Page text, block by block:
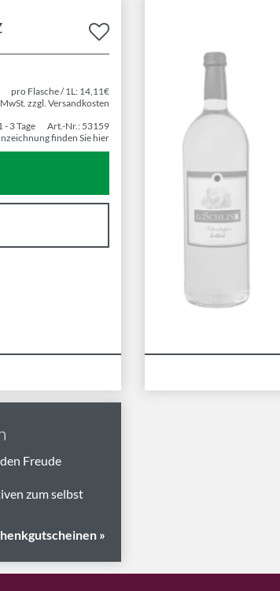
pro Flasche / 1L: 14,11€
zzgl. Versandkosten
- 3 Tage
Art.-Nr.: 53159
finden Sie hier
Freude
zum selbst
»